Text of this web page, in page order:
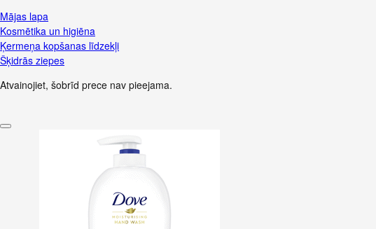
Mājas lapa
Kosmētika un higiēna
Ķermeņa kopšanas līdzekļi
Šķidrās ziepes
Atvainojiet, šobrīd prece nav pieejama.